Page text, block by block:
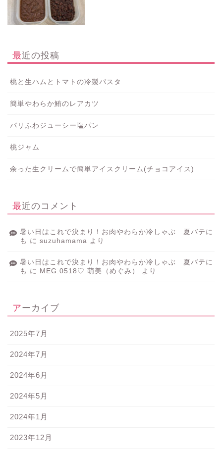
最近の投稿
桃と生ハムとトマトの冷製パスタ
簡単やわらか鮪のレアカツ
パリふわジューシー塩パン
桃ジャム
余った生クリームで簡単アイスクリーム(チョコアイス)
最近のコメント
暑い日はこれで決まり！お肉やわらか冷しゃぶ 夏バテに
も に suzuhamama より
暑い日はこれで決まり！お肉やわらか冷しゃぶ 夏バテに
も に MEG.0518♡ 萌美（めぐみ） より
アーカイブ
2025年7月
2024年7月
2024年6月
2024年5月
2024年1月
2023年12月